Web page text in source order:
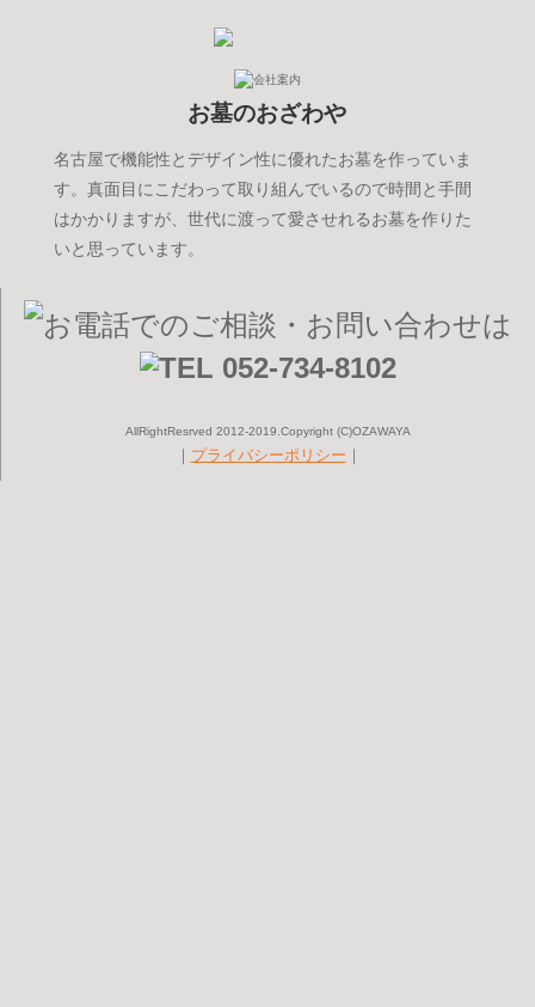
お墓のおざわや
名古屋で機能性とデザイン性に優れたお墓を作っていま
す。真面目にこだわって取り組んでいるので時間と手間
はかかりますが、世代に渡って愛させれるお墓を作りた
いと思っています。
AllRightResrved 2012-2019.Copyright (C)OZAWAYA
｜ プライバシーポリシー ｜